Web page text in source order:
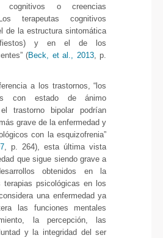
cognitivos o creencias
terapeutas cognitivos
de la estructura sintomática
y en el de los
(Beck, et al., 2013, p.
a los trastornos, “los
con estado de ánimo
trastorno bipolar podrían
grave de la enfermedad y
con la esquizofrenia”
, p. 264), esta última vista
que sigue siendo grave a
obtenidos en la
psicológicas en los
una enfermedad ya
las funciones mentales
la percepción, las
y la integridad del ser